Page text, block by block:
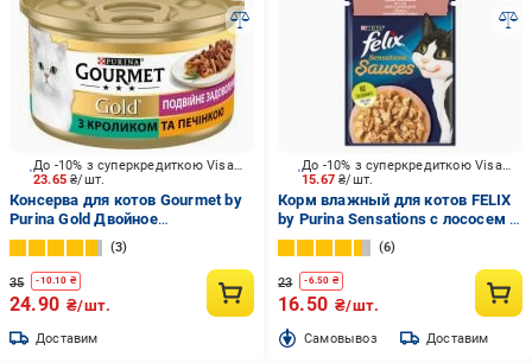
23.65₴/шт.
До -10% з суперкредиткою Visa Вигода
Консерва для котов Gourmet by
Purina Gold Двойное
удовольствие с кроликом и
печенью 85 г
3
35 -10.10 ₴
24.90 ₴/шт.
Доставим
15.67₴/шт.
До -10% з суперкредиткою Visa Вигода
Корм влажный для котов FELIX
by Purina Sensations с лососем и
креветками в соусе 85 г
6
23 -6.50 ₴
16.50 ₴/шт.
Cамовывоз Доставим